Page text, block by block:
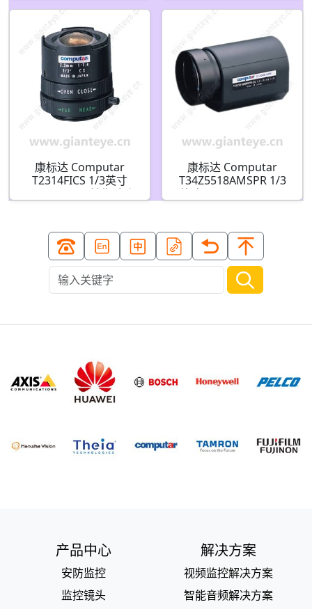
圈带点和预设(CS接口)
康标达 Computar
T2314FICS 1/3英寸
2.3mm F1.4 单焦手动
康标达 Computar
T34Z5518AMSPR 1/3
英寸 5.5-187mm F1.8
盖(CS接口)
产品中心
安防监控
监控镜头
解决方案
视频监控解决方案
智能音频解决方案